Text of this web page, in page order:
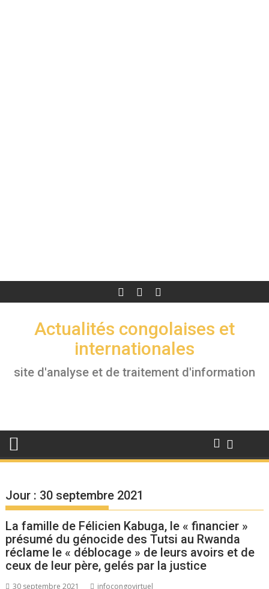
Actualités congolaises et
internationales
site d'analyse et de traitement d'information
Jour : 30 septembre 2021
La famille de Félicien Kabuga, le « financier »
présumé du génocide des Tutsi au Rwanda
réclame le « déblocage » de leurs avoirs et de
ceux de leur père, gelés par la justice
30 septembre 2021 infocongovirtuel